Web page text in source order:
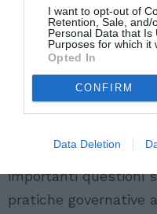
I want to opt-out of
Retention, Sale, and/
Personal Data that Is
Purposes for which it
Opted In
CONFIRM
Data Deletion
finanziaria prevista
costituisce una
trattenimento, bensì
imposto al
chiede protezione
La pronuncia del
importanti questioni
pratiche governative